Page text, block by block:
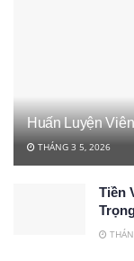
Huấn Luyện
THÁNG 3 5, 2026
Tiền